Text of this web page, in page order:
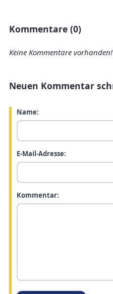
Kommentare (0)
Keine Kommentare vorhanden!
Neuen Kommentar
Name:
E-Mail-Adresse:
Kommentar: